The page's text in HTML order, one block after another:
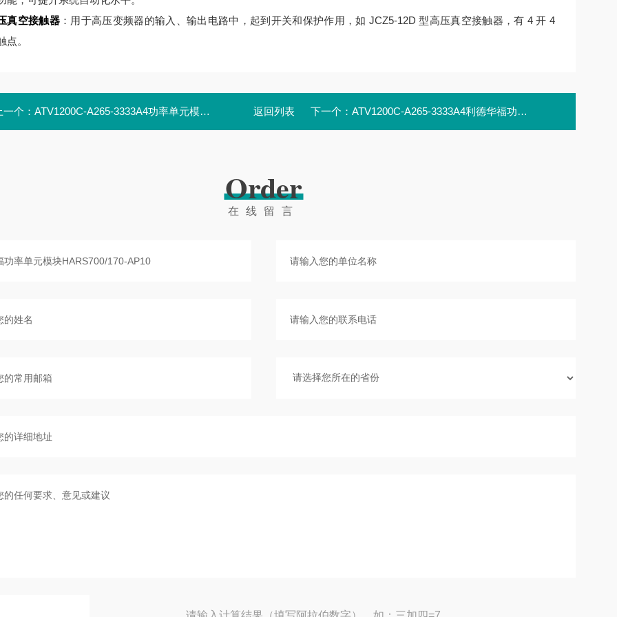
真空接触器：用于高压变频器的输入、输出电路中，起到开关和保护作用，如 JCZ5-12D 型高压真空接触器，有 4 开 4
点。
一个： ATV1200C-A265-3333A4功率单元模块ATV1200C700/165-AP10 返回列表 下一个： ATV1200C-A265-3333A4利德华福功率单元模块HARS700/180-AP10
Order
在线留言